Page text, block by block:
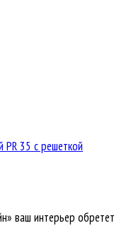
PR 35 с решеткой
ваш интерьер обретет